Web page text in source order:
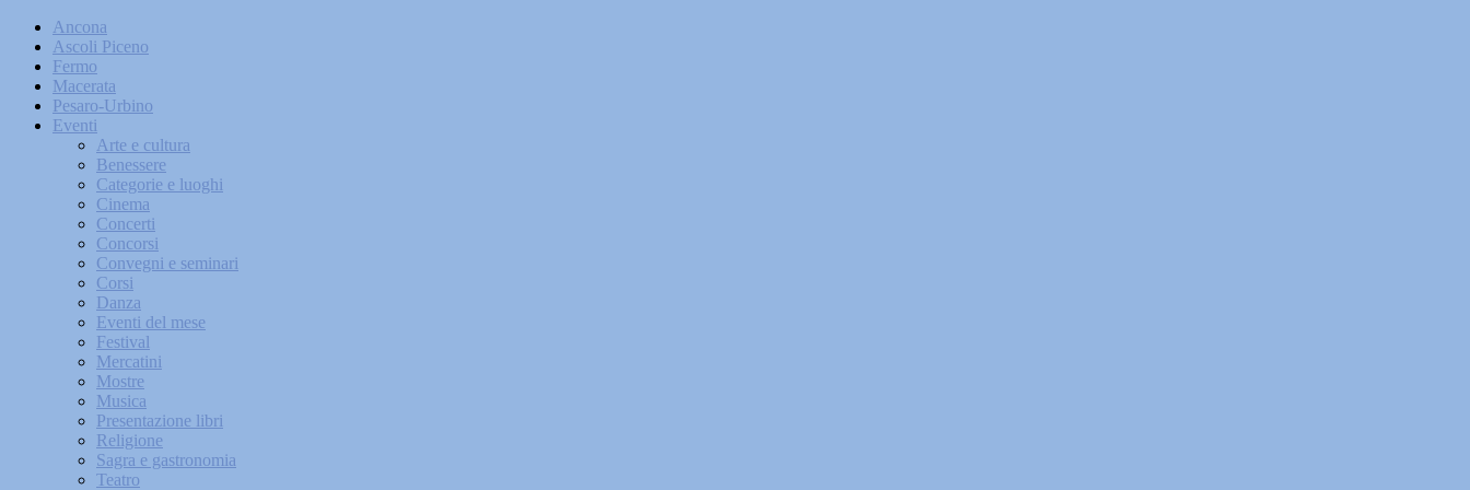
Ancona
Ascoli Piceno
Fermo
Macerata
Pesaro-Urbino
Eventi
Arte e cultura
Benessere
Categorie e luoghi
Cinema
Concerti
Concorsi
Convegni e seminari
Corsi
Danza
Eventi del mese
Festival
Mercatini
Mostre
Musica
Presentazione libri
Religione
Sagra e gastronomia
Teatro